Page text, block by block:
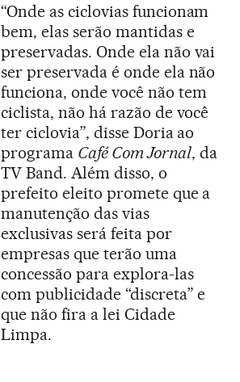
“Onde as ciclovias funcionam
bem, elas serão mantidas e
preservadas. Onde ela não vai
ser preservada é onde ela não
funciona, onde você não tem
ciclista, não há razão de você
ter ciclovia”, disse Doria ao
programa Café Com Jornal, da
TV Band. Além disso, o
prefeito eleito promete que a
manutenção das vias
exclusivas será feita por
empresas que terão uma
concessão para explora-las
com publicidade “discreta” e
que não fira a lei Cidade
Limpa.